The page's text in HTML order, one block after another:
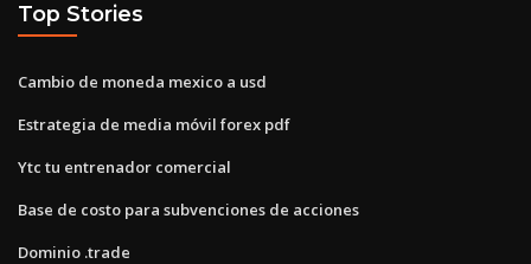
Top Stories
Cambio de moneda mexico a usd
Estrategia de media móvil forex pdf
Ytc tu entrenador comercial
Base de costo para subvenciones de acciones
Dominio .trade